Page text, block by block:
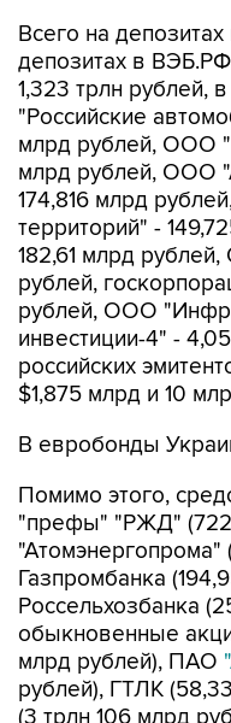
Всего на
депозитах в
1,323 трлн рублей,
"Российские
млрд рублей, ООО
млрд рублей, ООО
174,816 млрд
территорий" -
182,61 млрд
рублей,
рублей, ООО
инвестиции-4" -
российских
$1,875 млрд и 10
В евробонды
Помимо этого,
"префы" "РЖД"
"Атомэнергопрома"
Газпромбанка
Россельхозбанка
обыкновенные
млрд рублей), ПАО
рублей), ГТЛК